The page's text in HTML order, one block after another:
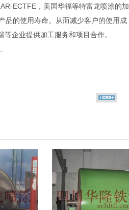
ECTFE，美国华福等特富龙喷涂的加
品的使用寿命。从而减少客户的使用成
企业提供加工服务和项目合作。